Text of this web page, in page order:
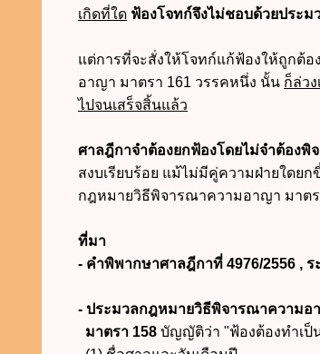
เกิดที่ใด ฟ้องโจทก์จึงไม่ชอบด้วยประ
แต่การที่จะสั่งให้โจทก์แก้ฟ้องให้ถูกต้
อาญา มาตรา 161 วรรคหนึ่ง นั้น ก็ล่ว
ไปจนเสร็จสิ้นแล้ว
ศาลฎีกาจำต้องยกฟ้องโดยไม่จำต้อง
สงบเรียบร้อย แม้ไม่มีคู่ความฝ่ายใดย
กฎหมายวิธีพิจารณาความอาญา มาต
ที่มา
- คำพิพากษาศาลฎีกาที่ 4976/2556 ,
- ประมวลกฎหมายวิธีพิจารณาความอ
มาตรา 158 บัญญัติว่า "ฟ้องต้องทำเป็